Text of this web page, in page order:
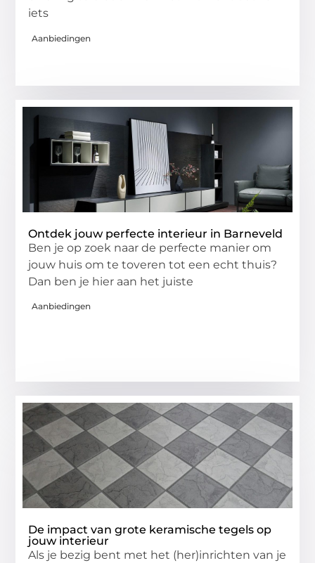
iets
Aanbiedingen
Ontdek jouw perfecte interieur in Barneveld
Ben je op zoek naar de perfecte manier om
jouw huis om te toveren tot een echt thuis?
Dan ben je hier aan het juiste
Aanbiedingen
De impact van grote keramische tegels op
jouw interieur
Als je bezig bent met het (her)inrichten van je